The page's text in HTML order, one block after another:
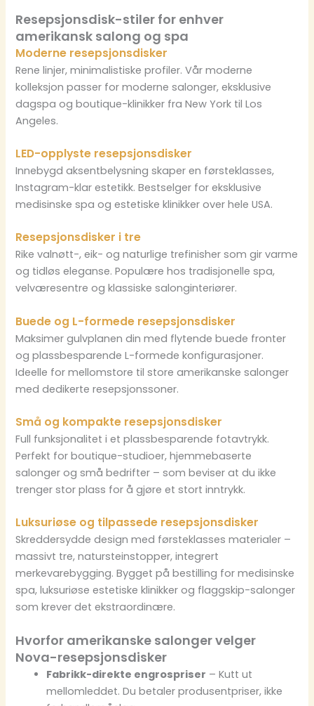
Resepsjonsdisk-stiler for enhver
amerikansk salong og spa
Moderne resepsjonsdisker
Rene linjer, minimalistiske profiler. Vår moderne
kolleksjon passer for moderne salonger, eksklusive
dagspa og boutique-klinikker fra New York til Los
Angeles.
LED-opplyste resepsjonsdisker
Innebygd aksentbelysning skaper en førsteklasses,
Instagram-klar estetikk. Bestselger for eksklusive
medisinske spa og estetiske klinikker over hele USA.
Resepsjonsdisker i tre
Rike valnøtt-, eik- og naturlige trefinisher som gir varme
og tidløs eleganse. Populære hos tradisjonelle spa,
velværesentre og klassiske salonginteriører.
Buede og L-formede resepsjonsdisker
Maksimer gulvplanen din med flytende buede fronter
og plassbesparende L-formede konfigurasjoner.
Ideelle for mellomstore til store amerikanske salonger
med dedikerte resepsjonssoner.
Små og kompakte resepsjonsdisker
Full funksjonalitet i et plassbesparende fotavtrykk.
Perfekt for boutique-studioer, hjemmebaserte
salonger og små bedrifter – som beviser at du ikke
trenger stor plass for å gjøre et stort inntrykk.
Luksuriøse og tilpassede resepsjonsdisker
Skreddersydde design med førsteklasses materialer –
massivt tre, natursteinstopper, integrert
merkevarebygging. Bygget på bestilling for medisinske
spa, luksuriøse estetiske klinikker og flaggskip-salonger
som krever det ekstraordinære.
Hvorfor amerikanske salonger velger
Nova-resepsjonsdisker
Fabrikk-direkte engrospriser – Kutt ut
mellomleddet. Du betaler produsentpriser, ikke